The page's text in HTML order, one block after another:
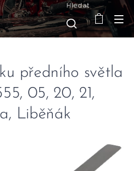
Hledat
předního světla
05, 20, 21,
Liběňák